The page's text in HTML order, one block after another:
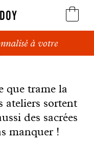
à votre
que trame la
ateliers sortent
des sacrées
manquer !